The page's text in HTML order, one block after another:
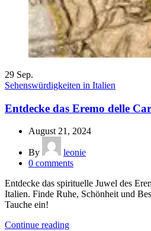
29 Sep.
Sehenswürdigkeiten in Italien
Entdecke das Eremo delle
August 21, 2024
By
leonie
0 comments
Entdecke das spirituelle Juwel des
Italien. Finde Ruhe, Schönheit und
Tauche ein!
Continue reading